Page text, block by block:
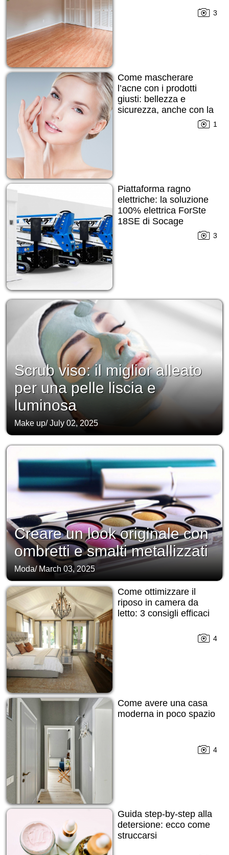
3
Come mascherare
l’acne con i prodotti
giusti: bellezza e
sicurezza, anche con la
1
Piattaforma ragno
elettriche: la soluzione
100% elettrica ForSte
18SE di Socage
3
Scrub viso: il miglior alleato
per una pelle liscia e
luminosa
Make up/July 02, 2025
Creare un look originale con
ombretti e smalti metallizzati
Moda/ March 03, 2025
Come ottimizzare il
riposo in camera da
letto: 3 consigli efficaci
4
Come avere una casa
moderna in poco spazio
4
Guida step-by-step alla
detersione: ecco come
struccarsi